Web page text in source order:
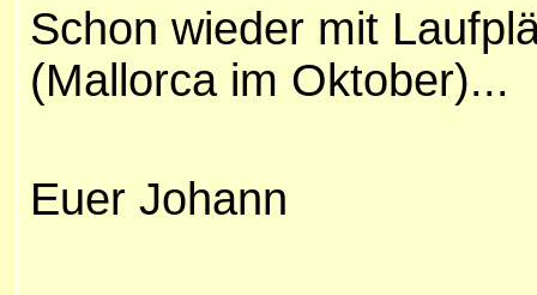
Schon wieder mit
(Mallorca im Oktober)...
Euer Johann